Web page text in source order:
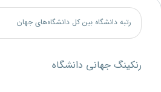
رتبه دانشگاه بین کل دانشگاه‌های جهان
رنکینگ جهانی دانشگاه